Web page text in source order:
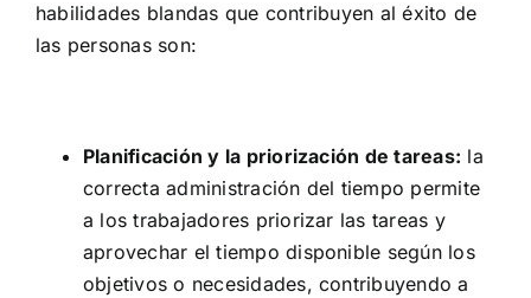
habilidades blandas que contribuyen al éxito de
las personas son:
Planificación y la priorización de tareas: la
correcta administración del tiempo permite
a los trabajadores priorizar las tareas y
aprovechar el tiempo disponible según los
objetivos o necesidades, contribuyendo a